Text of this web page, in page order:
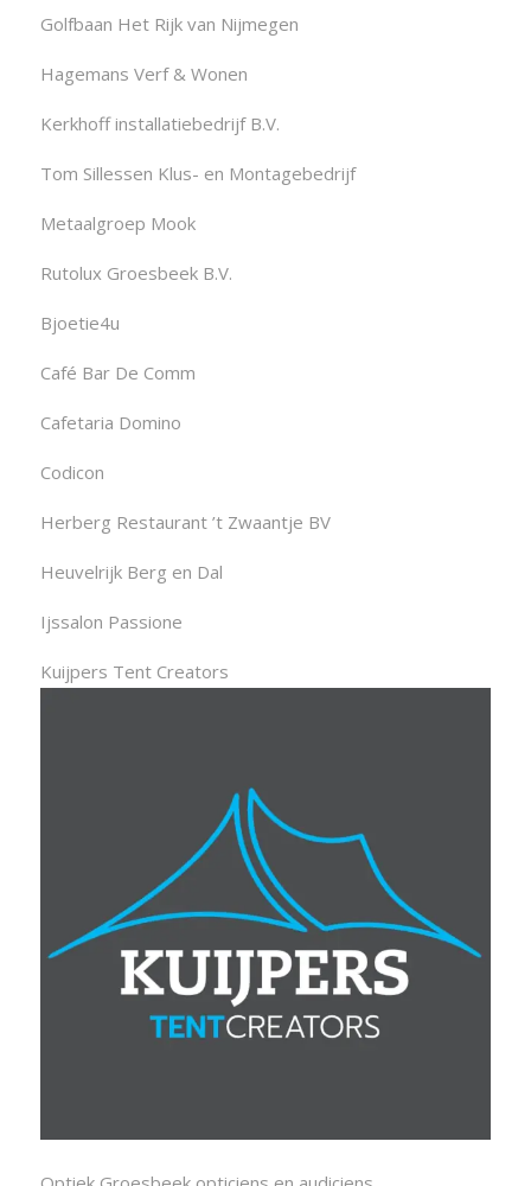
Golfbaan Het Rijk van Nijmegen
Hagemans Verf & Wonen
Kerkhoff installatiebedrijf B.V.
Tom Sillessen Klus- en Montagebedrijf
Metaalgroep Mook
Rutolux Groesbeek B.V.
Bjoetie4u
Café Bar De Comm
Cafetaria Domino
Codicon
Herberg Restaurant ’t Zwaantje BV
Heuvelrijk Berg en Dal
Ijssalon Passione
Kuijpers Tent Creators